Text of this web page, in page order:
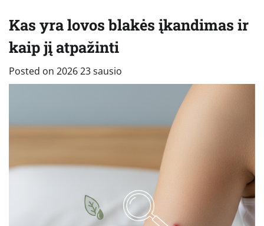
Kas yra lovos blakės įkandimas ir
kaip jį atpažinti
Posted on 2026 23 sausio